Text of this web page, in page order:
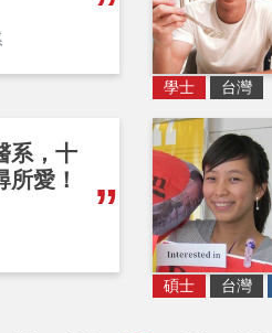
學士 台灣
系，十
愛！
碩士 台灣